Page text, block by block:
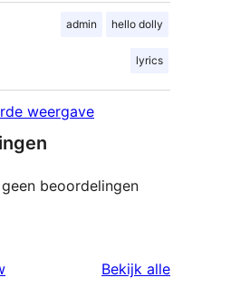
admin hello dolly
lyrics
weergave
beoordelingen
Bekijk alle